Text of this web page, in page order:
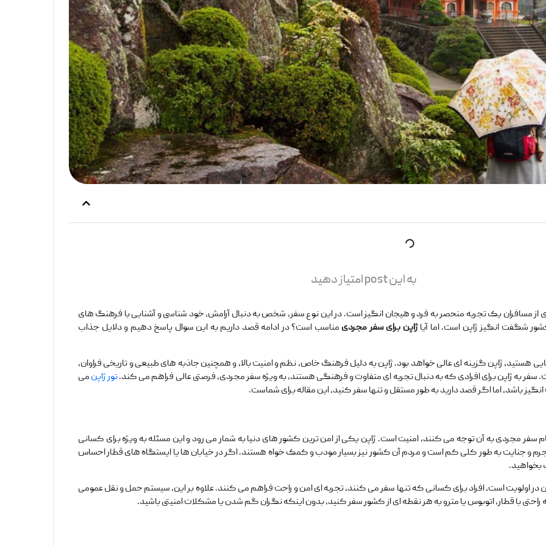
به این post امتیاز دهید
از مسافران یک تجربه منحصر به فرد و هیجان‌ انگیز است. در این نوع سفر، شخص به دنبال آرامش، خود شناسی و آشنایی با فرهنگ‌ های
شگفت ‌انگیز ژاپن است. اما آیاژاپن برای سفر مجردی مناسب است؟ در ادامه قصد داریم به این سوال پاسخ دهیم و دلایل جذاب
هستید، ژاپن گزینه ‌ای عالی خواهد بود. ژاپن به دلیل فرهنگ خاص، نظم و امنیت بالا، و همچنین جاذبه ‌های طبیعی و تاریخی فراوان،
به ژاپن برای افرادی که به دنبال تجربه ‌ای متفاوت و فرهنگی هستند، به ویژه سفر مجردی، فرصتی عالی فراهم می ‌کند.تور ژاپنمی
باشد، اما اگر قصد دارید به طور مستقل و تنها سفر کنید، این مقاله برای شماست.
سفر مجردی به آن توجه می‌ کنند، امنیت است. ژاپن یکی از امن ‌ترین کشور های دنیا به شمار می ‌رود و این مسئله به ویژه برای کسانی
جرم و جنایت به طور کلی کم است و مردم آن کشور نیز بسیار مودب و کمک ‌خواه هستند. اگر در خیابان‌ ها یا ایستگاه‌ های قطار احساس
بخواهید.
در اولویت است، افراد برای کسانی که تنها سفر می‌ کنند، تجربه ‌ای امن و راحت فراهم می‌ کنند. علاوه بر این، سیستم حمل و نقل عمومی
راحتی با قطار، اتوبوس یا مترو به هر نقطه ‌ای از کشور سفر کنید، بدون اینکه نگران گم شدن یا مشکلات امنیتی باشید.